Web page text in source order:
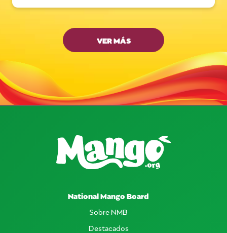
VER MÁS
National Mango Board
Sobre NMB
Destacados